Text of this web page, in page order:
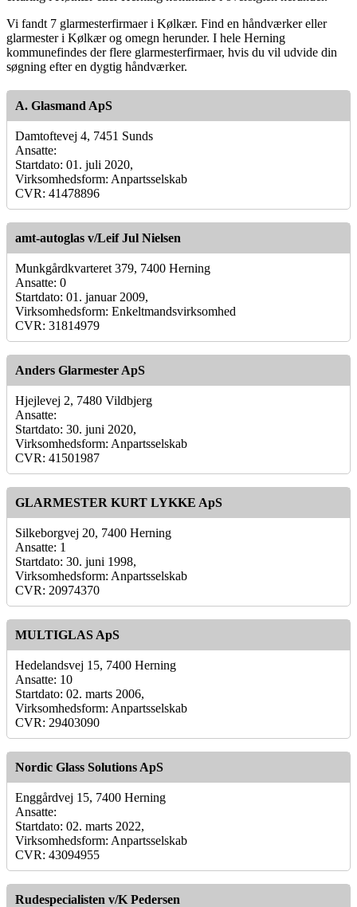
Vi fandt 7 glarmesterfirmaer i Kølkær. Find en håndværker eller
glarmester i Kølkær og omegn herunder. I hele Herning
kommunefindes der flere glarmesterfirmaer, hvis du vil udvide din
søgning efter en dygtig håndværker.
A. Glasmand ApS
Damtoftevej 4, 7451 Sunds
Ansatte:
Startdato: 01. juli 2020,
Virksomhedsform: Anpartsselskab
CVR: 41478896
amt-autoglas v/Leif Jul Nielsen
Munkgårdkvarteret 379, 7400 Herning
Ansatte: 0
Startdato: 01. januar 2009,
Virksomhedsform: Enkeltmandsvirksomhed
CVR: 31814979
Anders Glarmester ApS
Hjejlevej 2, 7480 Vildbjerg
Ansatte:
Startdato: 30. juni 2020,
Virksomhedsform: Anpartsselskab
CVR: 41501987
GLARMESTER KURT LYKKE ApS
Silkeborgvej 20, 7400 Herning
Ansatte: 1
Startdato: 30. juni 1998,
Virksomhedsform: Anpartsselskab
CVR: 20974370
MULTIGLAS ApS
Hedelandsvej 15, 7400 Herning
Ansatte: 10
Startdato: 02. marts 2006,
Virksomhedsform: Anpartsselskab
CVR: 29403090
Nordic Glass Solutions ApS
Enggårdvej 15, 7400 Herning
Ansatte:
Startdato: 02. marts 2022,
Virksomhedsform: Anpartsselskab
CVR: 43094955
Rudespecialisten v/K Pedersen